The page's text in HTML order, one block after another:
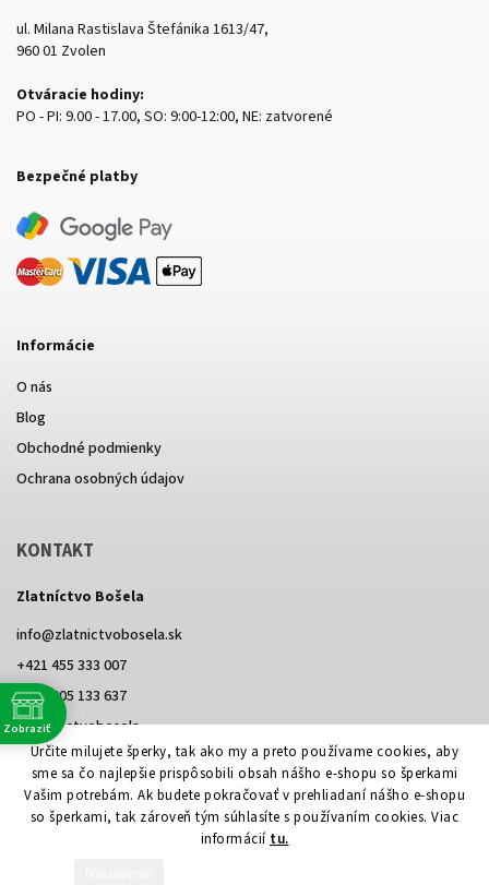
Určite milujete šperky, tak ako my a preto používame cookies, aby
sme sa čo najlepšie prispôsobili obsah nášho e-shopu so šperkami
Vašim potrebám. Ak budete pokračovať v prehliadaní nášho e-shopu
so šperkami, tak zároveň tým súhlasíte s používaním cookies. Viac
informácií tu.
ul. Milana Rastislava Štefánika 1613/47,
960 01 Zvolen
Otváracie hodiny:
PO - PI: 9.00 - 17.00, SO: 9:00-12:00, NE: zatvorené
Bezpečné platby
Informácie
O nás
Blog
Obchodné podmienky
Ochrana osobných údajov
KONTAKT
Zlatníctvo Bošela
info@zlatnictvobosela.sk
+421 455 333 007
+421 905 133 637
@zlatnictvobosela
FacebookInstagram@zlatnictvobosela
Zobraziť